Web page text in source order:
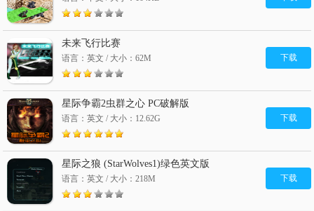
未来飞行比赛
语言：英文 / 大小：62M 下载
星际争霸2虫群之心 PC破解版
语言：英文 / 大小：12.62G 下载
星际之狼 (StarWolves1)绿色英文版
语言：英文 / 大小：218M 下载